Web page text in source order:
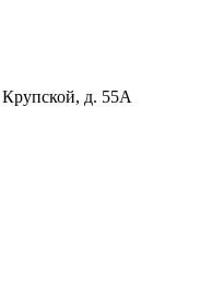
Крупской, д. 55А